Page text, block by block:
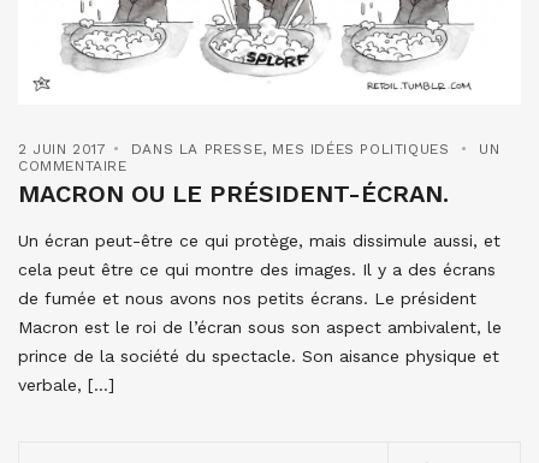
2 JUIN 2017 DANS LA PRESSE, MES IDÉES POLITIQUES
UN
COMMENTAIRE
MACRON OU LE PRÉSIDENT-ÉCRAN.
Un écran peut-être ce qui protège, mais dissimule aussi, et
cela peut être ce qui montre des images. Il y a des écrans
de fumée et nous avons nos petits écrans. Le président
Macron est le roi de l’écran sous son aspect ambivalent, le
prince de la société du spectacle. Son aisance physique et
verbale, […]